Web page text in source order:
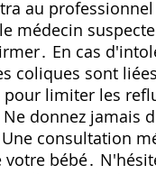
au
médecin
En cas
coliques sont
limiter les
donnez jamais
consultation
bébé․